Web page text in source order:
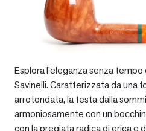
Esplora l’eleganza senza
Savinelli. Caratterizzata da una
arrotondata, la testa dalla
armoniosamente con un
con la pregiata radica di erica e